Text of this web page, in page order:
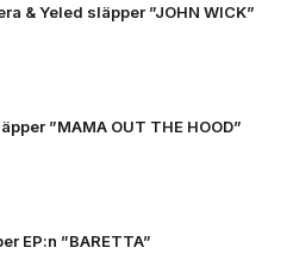
& Yeled släpper ”JOHN WICK”
”MAMA OUT THE HOOD”
EP:n ”BARETTA”